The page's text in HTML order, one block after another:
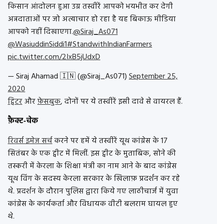
किसान आंदोलन हुआ उग्र तस्वीरें आपको भयभीत कर देगी
अन्नदाताओं पर जो अत्याचार हो रहा है यह बिकाऊ मीडिया
आपको नहीं दिखाएगा.@Siraj_As071
@WasiuddinSiddi1#StandwithIndianFarmers
pic.twitter.com/2IxB5jUdxD
— Siraj Ahamad 🇮🇳 (@Siraj_As071)September 25,
2020
ट्विटरऔरफ़ेसबुक, दोनों पर ये तस्वीरें इसी दावे से वायरल हैं.
फ़ैक्ट-चेक
रिवर्स इमेज सर्चकरने पर हमें ये तस्वीरें यूथ कांग्रेस के 17
सितंबर के एक ट्वीट में मिलीं. इस ट्वीट के मुताबिक, सोने की
तस्करी में केरला के शिक्षा मंत्री का नाम आने के बाद कांग्रेस
यूथ विंग के सदस्य केरला सरकार के खिलाफ़ प्रदर्शन कर रहे
थे. प्रदर्शन के दौरान पुलिस द्वारा किये गए लाठीचार्ज में युवा
कांग्रेस के कार्यकर्ता और विधायक वीटी बलराम घायल हुए
थे.